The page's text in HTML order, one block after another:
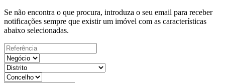
Se não encontra o que procura, introduza o seu email para receber
notificações sempre que existir um imóvel com as características
abaixo selecionadas.